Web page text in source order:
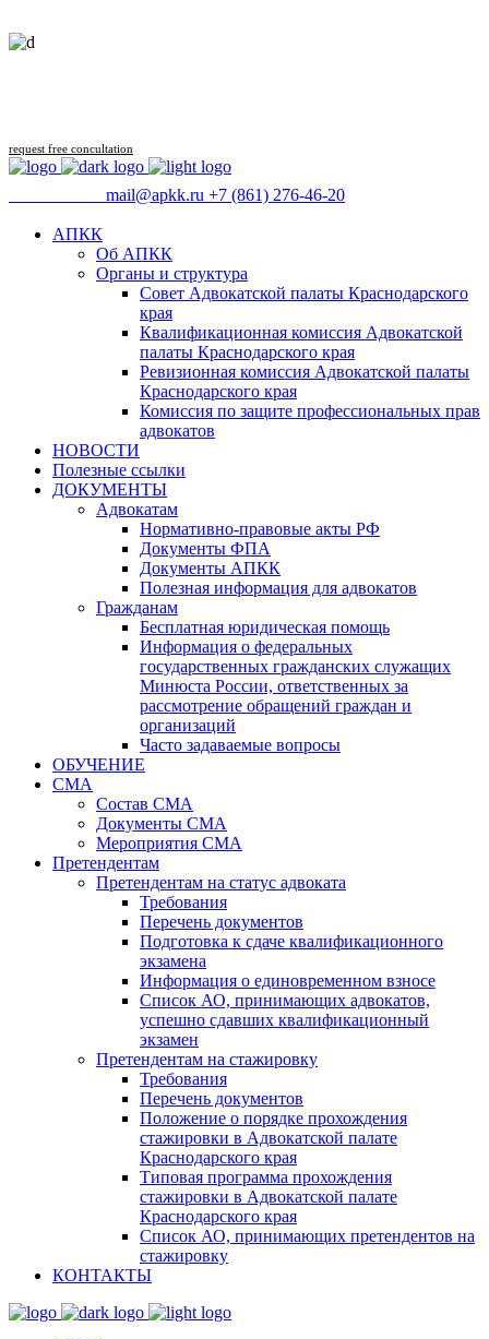
request free concultation
mail@apkk.ru +7 (861) 276-46-20
АПКК
Об АПКК
Органы и структура
Совет Адвокатской палаты Краснодарского
края
Квалификационная комиссия Адвокатской
палаты Краснодарского края
Ревизионная комиссия Адвокатской палаты
Краснодарского края
Комиссия по защите профессиональных прав
адвокатов
НОВОСТИ
Полезные ссылки
ДОКУМЕНТЫ
Адвокатам
Нормативно-правовые акты РФ
Документы ФПА
Документы АПКК
Полезная информация для адвокатов
Гражданам
Бесплатная юридическая помощь
Информация о федеральных
государственных гражданских служащих
Минюста России, ответственных за
рассмотрение обращений граждан и
организаций
Часто задаваемые вопросы
ОБУЧЕНИЕ
СМА
Состав СМА
Документы СМА
Мероприятия СМА
Претендентам
Претендентам на статус адвоката
Требования
Перечень документов
Подготовка к сдаче квалификационного
экзамена
Информация о единовременном взносе
Список АО, принимающих адвокатов,
успешно сдавших квалификационный
экзамен
Претендентам на стажировку
Требования
Перечень документов
Положение о порядке прохождения
стажировки в Адвокатской палате
Краснодарского края
Типовая программа прохождения
стажировки в Адвокатской палате
Краснодарского края
Список АО, принимающих претендентов на
стажировку
КОНТАКТЫ